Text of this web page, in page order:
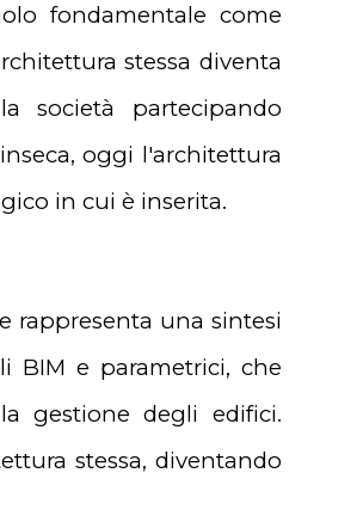
fondamentale come
stessa diventa
società partecipando
oggi l'architettura
in cui è inserita.
rappresenta una sintesi
BIM e parametrici, che
gestione degli edifici.
stessa, diventando